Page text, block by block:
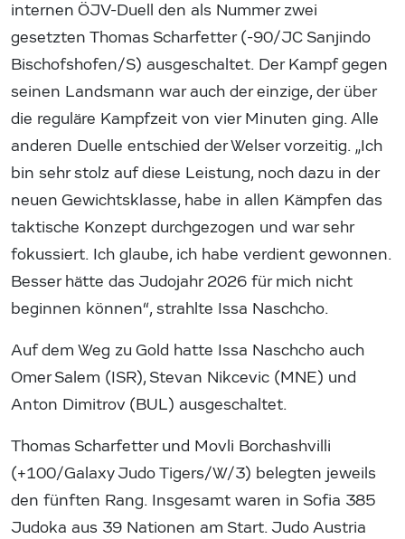
internen ÖJV-Duell den als Nummer zwei
gesetzten Thomas Scharfetter (-90/JC Sanjindo
Bischofshofen/S) ausgeschaltet. Der Kampf gegen
seinen Landsmann war auch der einzige, der über
die reguläre Kampfzeit von vier Minuten ging. Alle
anderen Duelle entschied der Welser vorzeitig. „Ich
bin sehr stolz auf diese Leistung, noch dazu in der
neuen Gewichtsklasse, habe in allen Kämpfen das
taktische Konzept durchgezogen und war sehr
fokussiert. Ich glaube, ich habe verdient gewonnen.
Besser hätte das Judojahr 2026 für mich nicht
beginnen können“, strahlte Issa Naschcho.
Auf dem Weg zu Gold hatte Issa Naschcho auch
Omer Salem (ISR), Stevan Nikcevic (MNE) und
Anton Dimitrov (BUL) ausgeschaltet.
Thomas Scharfetter und Movli Borchashvilli
(+100/Galaxy Judo Tigers/W/3) belegten jeweils
den fünften Rang. Insgesamt waren in Sofia 385
Judoka aus 39 Nationen am Start. Judo Austria